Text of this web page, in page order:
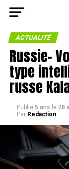
ACTUALITÉ
Russie-
type
russe
Publié 5 ans le 28
Par Redaction